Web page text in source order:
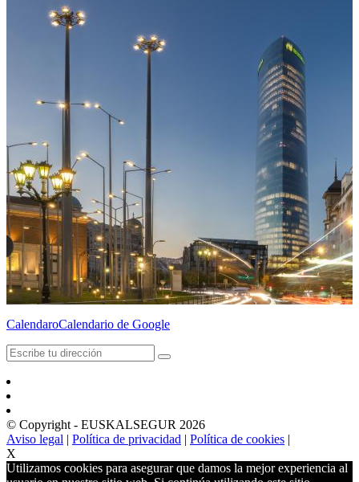
CalendaroCalendario de Google
© Copyright - EUSKALSEGUR 2026
Aviso legal | Política de privacidad | Política de cookies |
X
Utilizamos cookies para asegurar que damos la mejor experiencia al